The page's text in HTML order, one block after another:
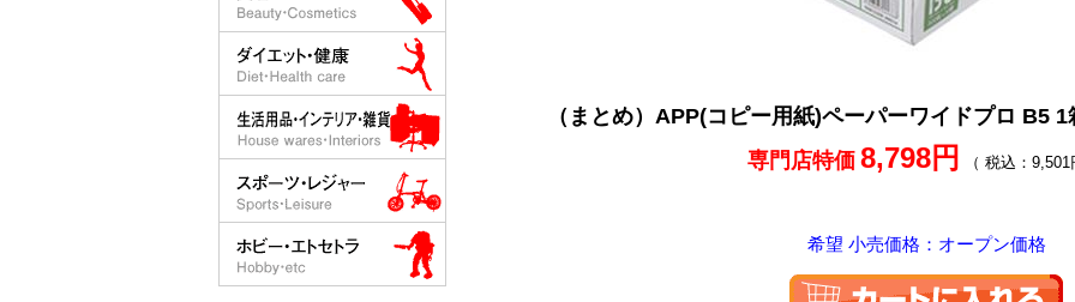
（まとめ）APP(コピー用紙)ペーパーワイドプロ B5 1
専門店特価 8,798円 （ 税込：9,501
希望 小売価格：オープン価格